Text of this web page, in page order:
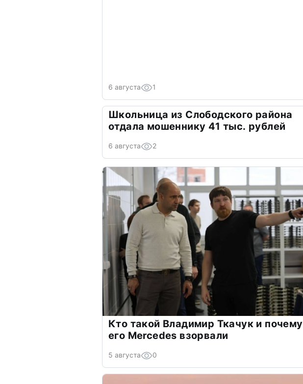
6 августа 1
Школьница из Слободского района
отдала мошеннику 41 тыс. рублей
6 августа 2
Кто такой Владимир Ткачук и почему
его Mercedes взорвали
5 августа 0